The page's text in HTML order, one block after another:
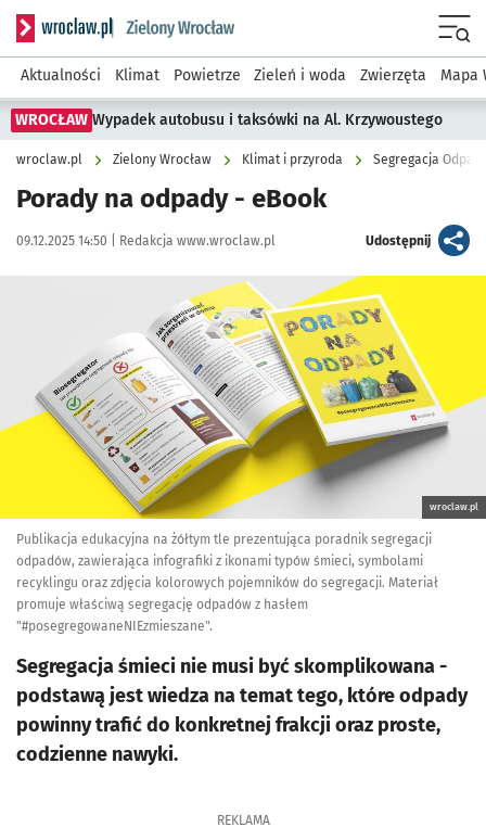
Serwis informacyjny wroclaw.pl podserwis: Środowisko we
Aktualności Klimat Powietrze Zieleń i woda Zwierzęta Mapa
WROCŁAW Wypadek autobusu i taksówki na Al. Krzywoustego
wroclaw.pl Zielony Wrocław Klimat i przyroda Segregacja
Porady na odpady - eBook
Data publikacji:
09.12.2025 14:50 | Autor:
Redakcja www.wroclaw.pl Udostępnijartykuł
wroclaw.pl
Publikacja edukacyjna na żółtym tle prezentująca poradnik segregacji
odpadów, zawierająca infografiki z ikonami typów śmieci, symbolami
recyklingu oraz zdjęcia kolorowych pojemników do segregacji. Materiał
promuje właściwą segregację odpadów z hasłem
"#posegregowaneNIEzmieszane".
Segregacja śmieci nie musi być skomplikowana -
podstawą jest wiedza na temat tego, które odpady
powinny trafić do konkretnej frakcji oraz proste,
codzienne nawyki.
REKLAMA